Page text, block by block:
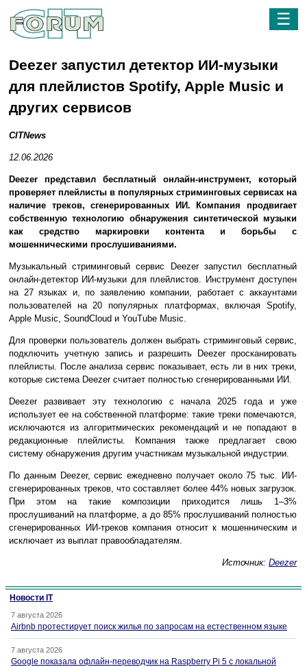
☰
Deezer запустил детектор ИИ-музыки
для плейлистов Spotify, Apple Music и
других сервисов
CITNews
12.06.2026
Deezer представил бесплатный онлайн-инструмент, который
проверяет плейлисты в популярных стриминговых сервисах на
наличие треков, сгенерированных ИИ. Компания продвигает
собственную технологию обнаружения синтетической музыки
как средство маркировки контента и борьбы с
мошенническими прослушиваниями.
Музыкальный стриминговый сервис Deezer запустил бесплатный
онлайн-детектор ИИ-музыки для плейлистов. Инструмент доступен
на 27 языках и, по заявлению компании, работает с аккаунтами
пользователей на 20 популярных платформах, включая Spotify,
Apple Music, SoundCloud и YouTube Music.
Для проверки пользователь должен выбрать стриминговый сервис,
подключить учетную запись и разрешить Deezer просканировать
плейлисты. После анализа сервис показывает, есть ли в них треки,
которые система Deezer считает полностью сгенерированными ИИ.
Deezer развивает эту технологию с начала 2025 года и уже
использует ее на собственной платформе: такие треки помечаются,
исключаются из алгоритмических рекомендаций и не попадают в
редакционные плейлисты. Компания также предлагает свою
систему обнаружения другим участникам музыкальной индустрии.
По данным Deezer, сервис ежедневно получает около 75 тыс. ИИ-
сгенерированных треков, что составляет более 44% новых загрузок.
При этом на такие композиции приходится лишь 1–3%
прослушиваний на платформе, а до 85% прослушиваний полностью
сгенерированных ИИ-треков компания относит к мошенническим и
исключает из выплат правообладателям.
Источник: Deezer
Новости IT
7 августа 2026
Airbnb протестирует поиск жилья по запросам на естественном языке
7 августа 2026
Google показала офлайн-переводчик на Raspberry Pi 5 с локальной